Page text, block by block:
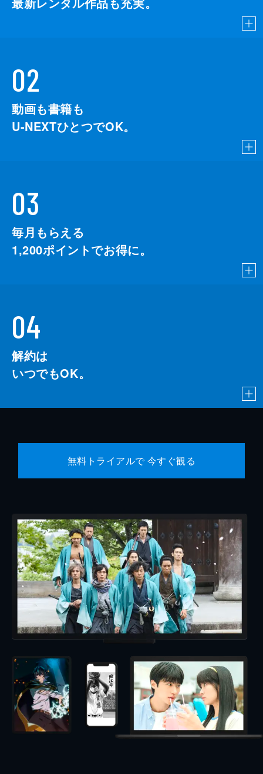
02
動画も書籍も
U-NEXTひとつでOK。
03
毎月もらえる
1,200ポイントでお得に。
04
解約は
いつでもOK。
無料トライアルで 今すぐ観る